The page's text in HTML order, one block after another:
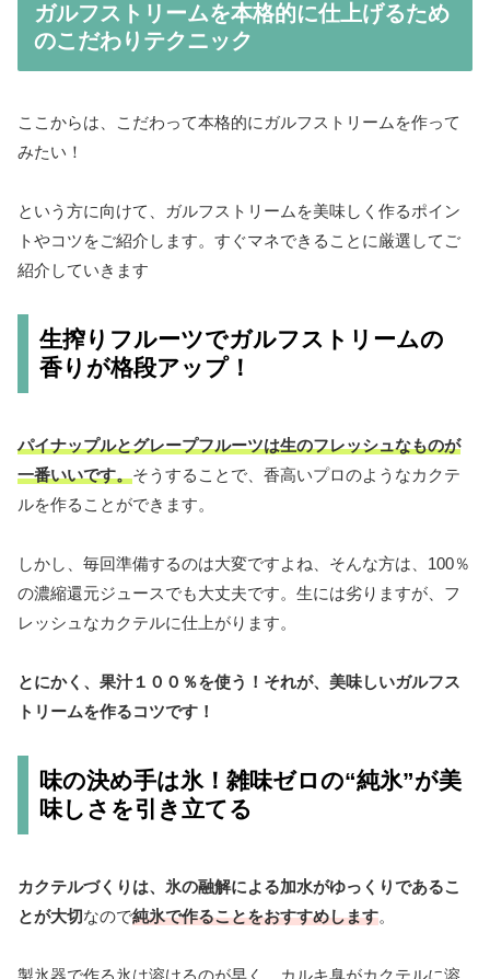
ガルフストリームを本格的に仕上げるため
のこだわりテクニック
ここからは、こだわって本格的にガルフストリームを作って
みたい！
という方に向けて、ガルフストリームを美味しく作るポイン
トやコツをご紹介します。すぐマネできることに厳選してご
紹介していきます
生搾りフルーツでガルフストリームの
香りが格段アップ！
パイナップルとグレープフルーツは生のフレッシュなものが
一番いいです。そうすることで、香高いプロのようなカクテ
ルを作ることができます。
しかし、毎回準備するのは大変ですよね、そんな方は、100％
の濃縮還元ジュースでも大丈夫です。生には劣りますが、フ
レッシュなカクテルに仕上がります。
とにかく、果汁１００％を使う！それが、美味しいガルフス
トリームを作るコツです！
味の決め手は氷！雑味ゼロの“純氷”が美
味しさを引き立てる
カクテルづくりは、氷の融解による加水がゆっくりであるこ
とが大切なので純氷で作ることをおすすめします。
製氷器で作る氷は溶けるのが早く、カルキ臭がカクテルに溶